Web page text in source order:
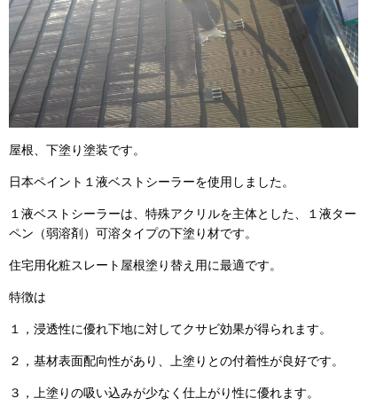
屋根、下塗り塗装です。
日本ペイント１液ベストシーラーを使用しました。
１液ベストシーラーは、特殊アクリルを主体とした、１液ター
ペン（弱溶剤）可溶タイプの下塗り材です。
住宅用化粧スレート屋根塗り替え用に最適です。
特徴は
１，浸透性に優れ下地に対してクサビ効果が得られます。
２，基材表面配向性があり、上塗りとの付着性が良好です。
３，上塗りの吸い込みが少なく仕上がり性に優れます。